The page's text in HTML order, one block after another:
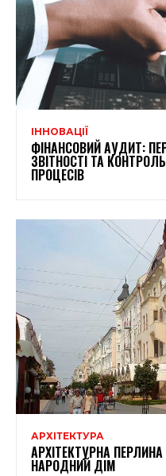
ІННОВАЦІЇ
ФІНАНСОВИЙ АУДИТ:
ЗВІТНОСТІ ТА
ПРОЦЕСІВ
АРХІТЕКТУРА
АРХІТЕКТУРНА
НАРОДНИЙ ДІМ